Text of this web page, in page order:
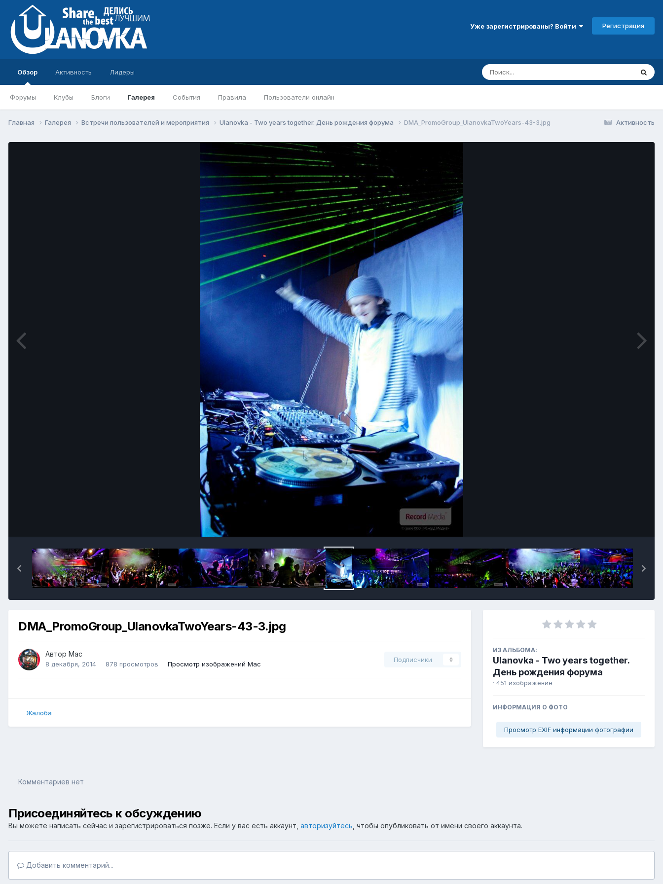
Уже зарегистрированы? Войти Регистрация
Обзор
Форумы Клубы Блоги Галерея События Правила Пользователи онлайн
Активность Лидеры
Активность
Главная Галерея Встречи пользователей и мероприятия Ulanovka - Two years together. День рождения форума DMA_PromoGroup_UlanovkaTwoYears-43-3.jpg
DMA_PromoGroup_UlanovkaTwoYears-43-3.jpg
Автор Mac
8 декабря, 2014 878 просмотров Просмотр изображений Mac
Подписчики 0
Жалоба
ИЗ АЛЬБОМА:
Ulanovka - Two years together.
День рождения форума
· 451 изображение
ИНФОРМАЦИЯ О ФОТО
Просмотр EXIF информации фотографии
Комментариев нет
Присоединяйтесь к обсуждению
Вы можете написать сейчас и зарегистрироваться позже. Если у вас есть аккаунт, авторизуйтесь , чтобы опубликовать от имени своего аккаунта.
Добавить комментарий...